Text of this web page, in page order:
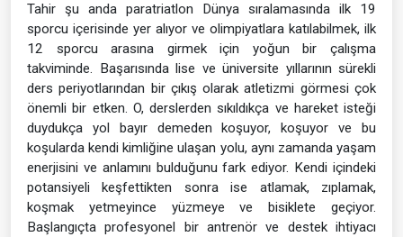
Tahir şu anda paratriatlon Dünya sıralamasında ilk 19
sporcu içerisinde yer alıyor ve olimpiyatlara katılabilmek, ilk
12 sporcu arasına girmek için yoğun bir çalışma
takviminde. Başarısında lise ve üniversite yıllarının sürekli
ders periyotlarından bir çıkış olarak atletizmi görmesi çok
önemli bir etken. O, derslerden sıkıldıkça ve hareket isteği
duydukça yol bayır demeden koşuyor, koşuyor ve bu
koşularda kendi kimliğine ulaşan yolu, aynı zamanda yaşam
enerjisini ve anlamını bulduğunu fark ediyor. Kendi içindeki
potansiyeli keşfettikten sonra ise atlamak, zıplamak,
koşmak yetmeyince yüzmeye ve bisiklete geçiyor.
Başlangıçta profesyonel bir antrenör ve destek ihtiyacı